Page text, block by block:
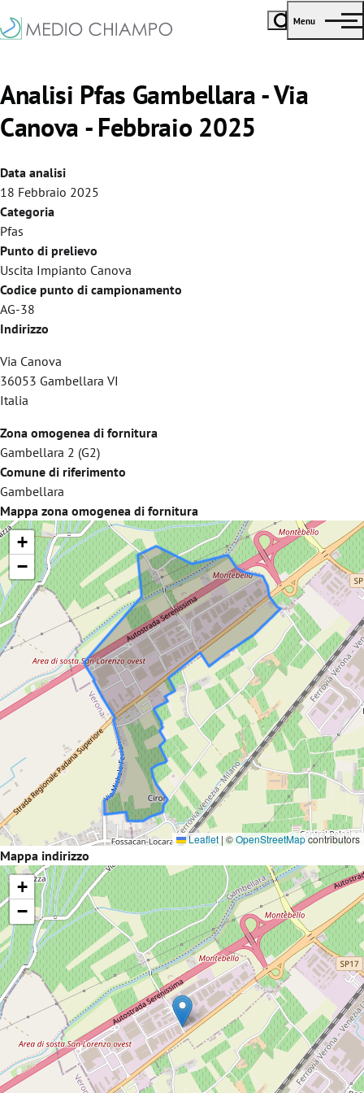
Menu
Analisi Pfas Gambellara - Via
Canova - Febbraio 2025
Data analisi
18 Febbraio 2025
Categoria
Pfas
Punto di prelievo
Uscita Impianto Canova
Codice punto di campionamento
AG-38
Indirizzo
Via Canova
36053 Gambellara VI
Italia
Zona omogenea di fornitura
Gambellara 2 (G2)
Comune di riferimento
Gambellara
Mappa zona omogenea di fornitura
+
−
Leaflet | ©OpenStreetMapcontributors
Mappa indirizzo
+
−